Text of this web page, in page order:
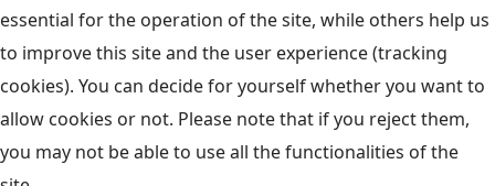
essential for the operation of the site, while others help us
to improve this site and the user experience (tracking
cookies). You can decide for yourself whether you want to
allow cookies or not. Please note that if you reject them,
you may not be able to use all the functionalities of the